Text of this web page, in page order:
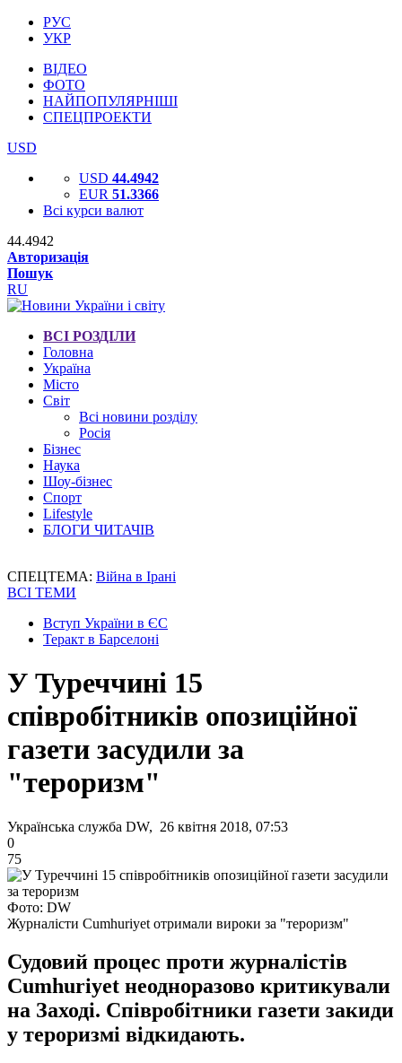
РУС
УКР
ВІДЕО
ФОТО
НАЙПОПУЛЯРНІШІ
СПЕЦПРОЕКТИ
USD
USD 44.4942
EUR 51.3366
Всі курси валют
44.4942
Авторизація
Пошук
RU
ВСІ РОЗДІЛИ
Головна
Україна
Місто
Світ
Всі новини розділу
Росія
Бізнес
Наука
Шоу-бізнес
Спорт
Lifestyle
БЛОГИ ЧИТАЧІВ
СПЕЦТЕМА: Війна в Ірані
ВСІ ТЕМИ
Вступ України в ЄС
Теракт в Барселоні
У Туреччині 15
співробітників опозиційної
газети засудили за
"тероризм"
Українська служба DW, 26 квітня 2018, 07:53
0
75
Фото: DW
Журналісти Cumhuriyet отримали вироки за "тероризм"
Судовий процес проти журналістів
Cumhuriyet неодноразово критикували
на Заході. Співробітники газети закиди
у тероризмі відкидають.